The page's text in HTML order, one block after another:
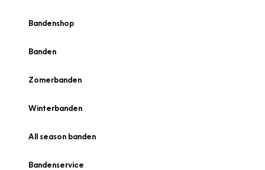
Bandenshop
Banden
Zomerbanden
Winterbanden
All season banden
Bandenservice